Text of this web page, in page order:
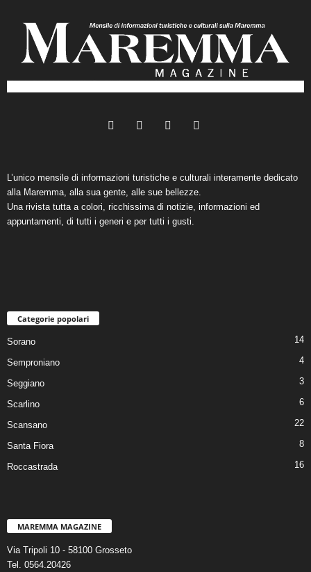
L’unico mensile di informazioni turistiche e culturali interamente dedicato
alla Maremma, alla sua gente, alle sue bellezze.
Una rivista tutta a colori, ricchissima di notizie, informazioni ed
appuntamenti, di tutti i generi e per tutti i gusti.
Categorie popolari
Sorano 14
Semproniano 4
Seggiano 3
Scarlino 6
Scansano 22
Santa Fiora 8
Roccastrada 16
MAREMMA MAGAZINE
Via Tripoli 10 - 58100 Grosseto
Tel. 0564.20426